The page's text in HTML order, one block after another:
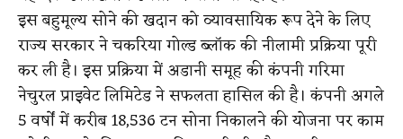
इस बहुमूल्य सोने की खदान को व्यावसायिक रूप देने के लिए
राज्य सरकार ने चकरिया गोल्ड ब्लॉक की नीलामी प्रक्रिया पूरी
कर ली है। इस प्रक्रिया में अडानी समूह की कंपनी गरिमा
नेचुरल प्राइवेट लिमिटेड ने सफलता हासिल की है। कंपनी अगले
5 वर्षों में करीब 18,536 टन सोना निकालने की योजना पर काम